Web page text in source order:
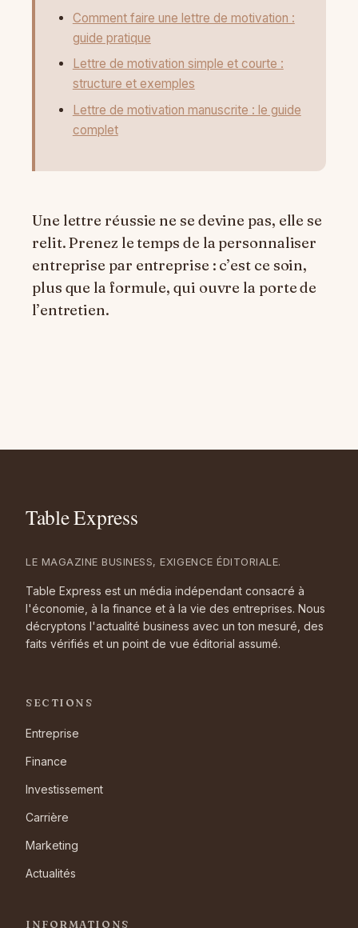
Comment faire une lettre de motivation :
guide pratique
Lettre de motivation simple et courte :
structure et exemples
Lettre de motivation manuscrite : le guide
complet
Une lettre réussie ne se devine pas, elle se
relit. Prenez le temps de la personnaliser
entreprise par entreprise : c’est ce soin,
plus que la formule, qui ouvre la porte de
l’entretien.
LE MAGAZINE BUSINESS, EXIGENCE ÉDITORIALE.
Table Express est un média indépendant consacré à
l'économie, à la finance et à la vie des entreprises. Nous
décryptons l'actualité business avec un ton mesuré, des
faits vérifiés et un point de vue éditorial assumé.
SECTIONS
Entreprise
Finance
Investissement
Carrière
Marketing
Actualités
INFORMATIONS